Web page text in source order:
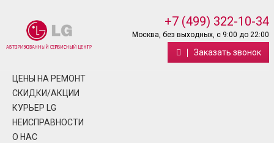
+7 (499) 322-10-34
Москва, без выходных, с 9:00 до 22:00
Заказать звонок
ЦЕНЫ НА РЕМОНТ
СКИДКИ/АКЦИИ
КУРЬЕР LG
НЕИСПРАВНОСТИ
О НАС